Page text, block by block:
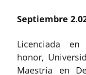
Septiembre
Licenciada
honor,
Maestría en